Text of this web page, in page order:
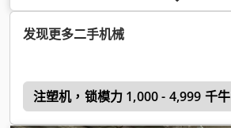
发现更多二手机械
注塑机，锁模力 1,000 - 4,999 千牛